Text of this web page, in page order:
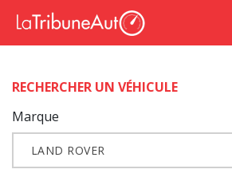
RECHERCHER UN VÉHICULE
Marque
LAND ROVER